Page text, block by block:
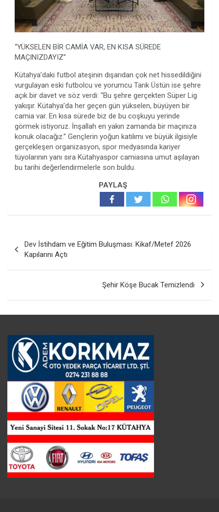
“YÜKSELEN BİR CAMİA VAR, EN KISA SÜREDE
MAÇINIZDAYIZ”
Kütahya’daki futbol ateşinin dışarıdan çok net hissedildiğini
vurgulayan eski futbolcu ve yorumcu Tarık Üstün ise şehre
açık bir davet ve söz verdi: “Bu şehre gerçekten Süper Lig
yakışır. Kütahya’da her geçen gün yükselen, büyüyen bir
camia var. En kısa sürede biz de bu coşkuyu yerinde
görmek istiyoruz. İnşallah en yakın zamanda bir maçınıza
konuk olacağız.” Gençlerin yoğun katılımı ve büyük ilgisiyle
gerçekleşen organizasyon, spor medyasında kariyer
tüyolarının yanı sıra Kütahyaspor camiasına umut aşılayan
bu tarihi değerlendirmelerle son buldu.
PAYLAŞ
gezinmesi
Dev İstihdam ve Eğitim Buluşması: Kikaf/Metef 2026
Kapılarını Açtı
Şehir Köşe Bucak Temizlendi